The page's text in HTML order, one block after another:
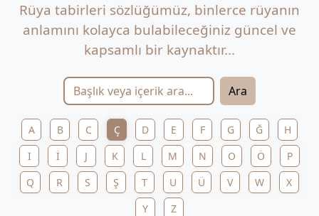
Rüya tabirleri sözlüğümüz, binlerce rüyanın
anlamını kolayca bulabileceğiniz güncel ve
kapsamlı bir kaynaktır...
Ara
A B C Ç D E F G Ğ
H
I
İ J K L M N O Ö
P
Q
R S Ş T U Ü V W
X
Y
Z